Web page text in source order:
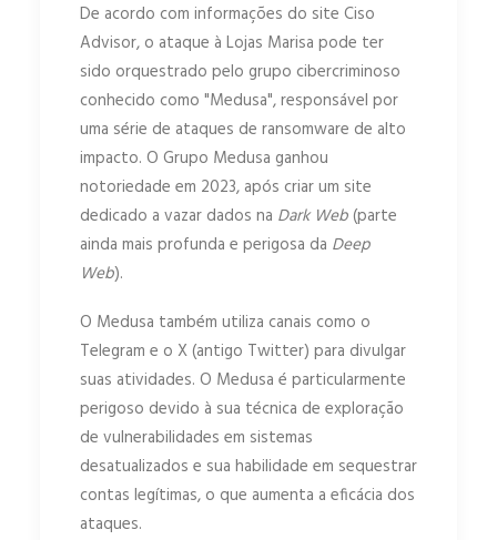
De acordo com informações do site Ciso
Advisor, o ataque à Lojas Marisa pode ter
sido orquestrado pelo grupo cibercriminoso
conhecido como "Medusa", responsável por
uma série de ataques de ransomware de alto
impacto. O Grupo Medusa ganhou
notoriedade em 2023, após criar um site
dedicado a vazar dados na Dark Web (parte
ainda mais profunda e perigosa da Deep
Web).
O Medusa também utiliza canais como o
Telegram e o X (antigo Twitter) para divulgar
suas atividades. O Medusa é particularmente
perigoso devido à sua técnica de exploração
de vulnerabilidades em sistemas
desatualizados e sua habilidade em sequestrar
contas legítimas, o que aumenta a eficácia dos
ataques.